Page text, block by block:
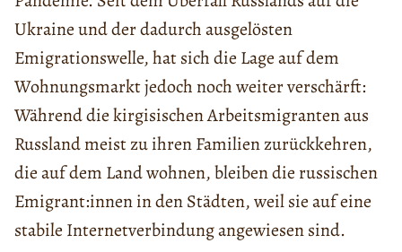
Ukraine und der dadurch ausgelösten
Emigrationswelle, hat sich die Lage auf dem
Wohnungsmarkt jedoch noch weiter verschärft:
Während die kirgisischen Arbeitsmigranten aus
Russland meist zu ihren Familien zurückkehren,
die auf dem Land wohnen, bleiben die russischen
Emigrant:innen in den Städten, weil sie auf eine
stabile Internetverbindung angewiesen sind.